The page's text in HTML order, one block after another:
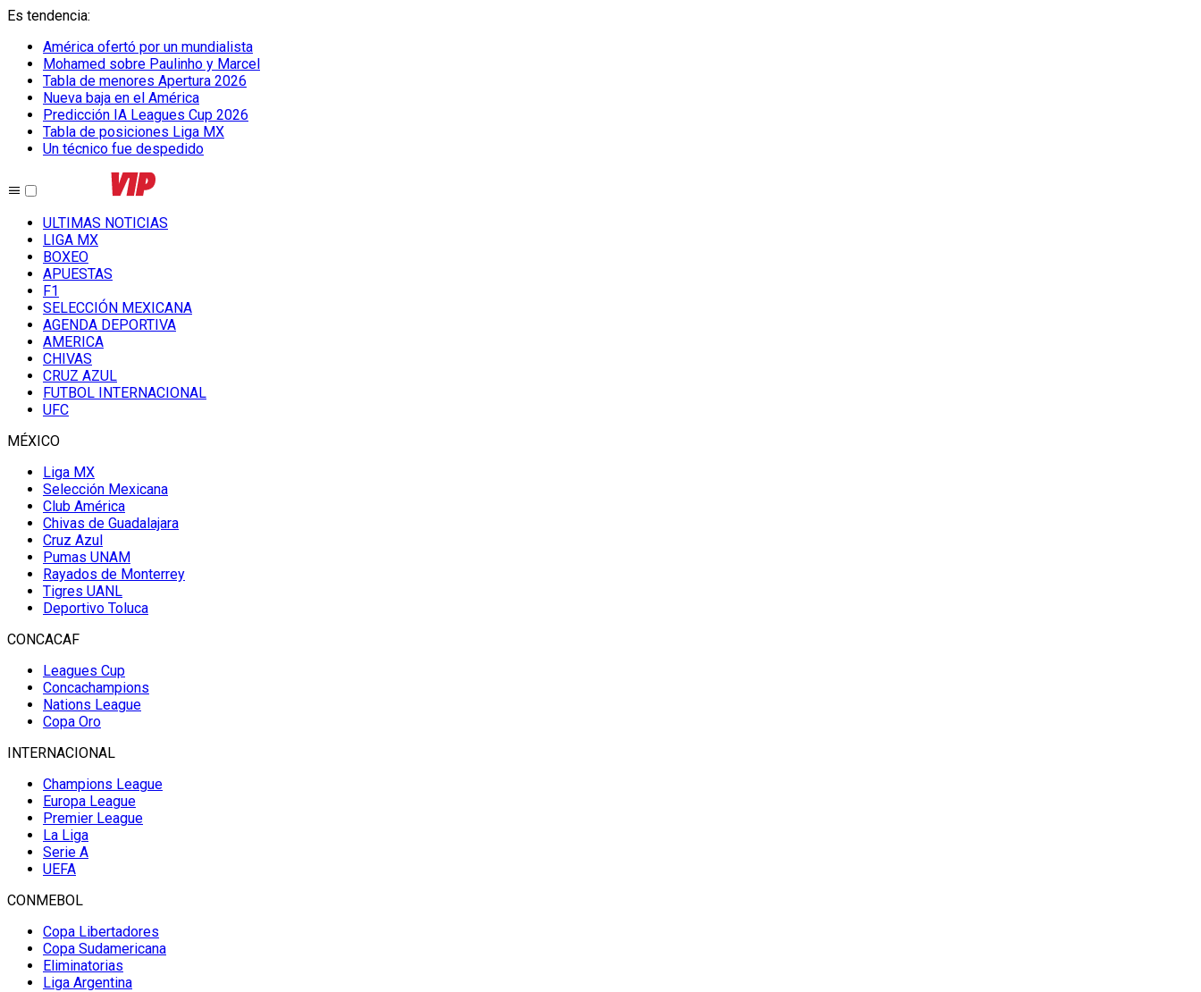
Es tendencia:
América ofertó por un mundialista
Mohamed sobre Paulinho y Marcel
Tabla de menores Apertura 2026
Nueva baja en el América
Predicción IA Leagues Cup 2026
Tabla de posiciones Liga MX
Un técnico fue despedido
ULTIMAS NOTICIAS
LIGA MX
BOXEO
APUESTAS
F1
SELECCIÓN MEXICANA
AGENDA DEPORTIVA
AMERICA
CHIVAS
CRUZ AZUL
FUTBOL INTERNACIONAL
UFC
MÉXICO
Liga MX
Selección Mexicana
Club América
Chivas de Guadalajara
Cruz Azul
Pumas UNAM
Rayados de Monterrey
Tigres UANL
Deportivo Toluca
CONCACAF
Leagues Cup
Concachampions
Nations League
Copa Oro
INTERNACIONAL
Champions League
Europa League
Premier League
La Liga
Serie A
UEFA
CONMEBOL
Copa Libertadores
Copa Sudamericana
Eliminatorias
Liga Argentina